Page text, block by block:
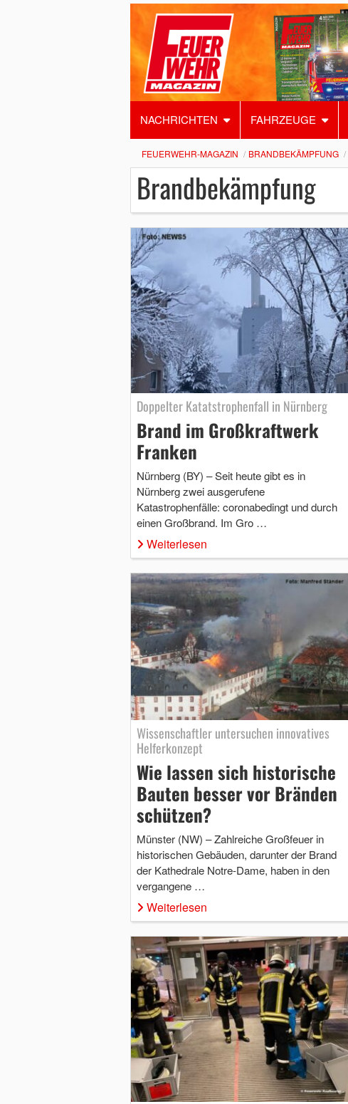
NACHRICHTEN FAHRZEUGE
FEUERWEHR-MAGAZIN BRANDBEKÄMPFUNG
Brandbekämpfung
Doppelter Katatstrophenfall in Nürnberg
Brand im Großkraftwerk
Franken
Nürnberg (BY) – Seit heute gibt es in
Nürnberg zwei ausgerufene
Katastrophenfälle: coronabedingt und durch
einen Großbrand. Im Gro …
Weiterlesen
Wissenschaftler untersuchen innovatives
Helferkonzept
Wie lassen sich historische
Bauten besser vor Bränden
schützen?
Münster (NW) – Zahlreiche Großfeuer in
historischen Gebäuden, darunter der Brand
der Kathedrale Notre-Dame, haben in den
vergangene …
Weiterlesen